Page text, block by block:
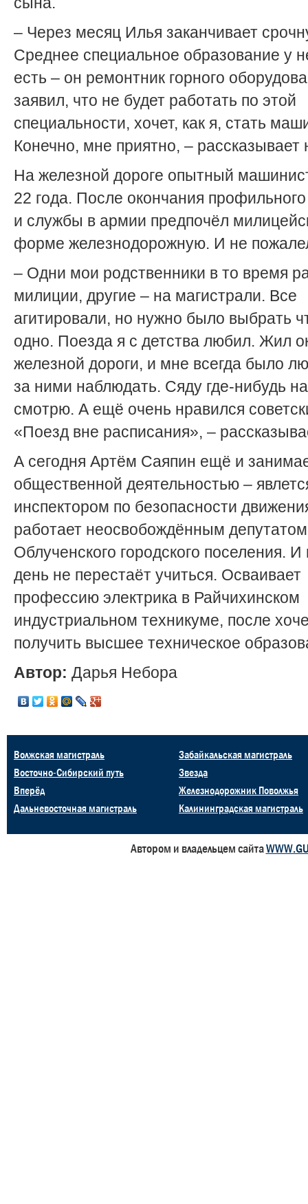
– Через месяц Илья заканчивает
Среднее специальное образование у
есть – он ремонтник горного
заявил, что не будет работать по этой
специальности, хочет, как я, стать
Конечно, мне приятно, – рассказывает
На железной дороге опытный
22 года. После окончания
и службы в армии предпочёл
форме железнодорожную. И не
– Одни мои родственники в то время
милиции, другие – на магистрали. Все
агитировали, но нужно было выбрать
одно. Поезда я с детства любил. Жил
железной дороги, и мне всегда было
за ними наблюдать. Сяду где-нибудь
смотрю. А ещё очень нравился
«Поезд вне расписания», –
А сегодня Артём Саяпин ещё и
общественной деятельностью –
инспектором по безопасности
работает неосвобождённым
Облученского городского поселения. И
день не перестаёт учиться. Осваивает
профессию электрика в Райчихинском
индустриальном техникуме, после
получить высшее техническое
Автор: Дарья Небора
Волжская магистраль
Восточно-Сибирский путь
Вперёд
Дальневосточная магистраль
Забайкальская магистраль
Звезда
Железнодорожник Поволжья
Калининградская магистраль
Автором и владельцем сайта